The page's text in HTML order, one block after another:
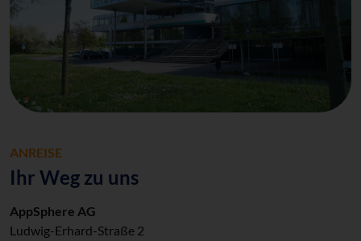
ANREISE
Ihr Weg zu uns
AppSphere AG
Ludwig-Erhard-Straße 2